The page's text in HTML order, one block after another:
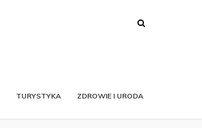
TURYSTYKA ZDROWIE I URODA